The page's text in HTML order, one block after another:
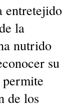
entretejido
la
nutrido
su
de los